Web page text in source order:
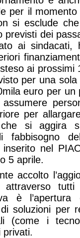
per il
si esclude
dei
ai sindacati,
ai prossimi
per una
euro per un
per allargare
si aggira
fabbisogno
inserito nel
5 aprile.
accolto
attraverso
è
di soluzioni per
(come i
privati.